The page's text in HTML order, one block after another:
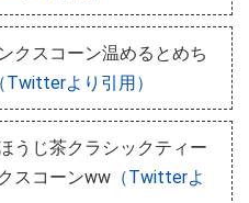
クスコーン温めるとめち
（Twitterより引用）
うじ茶クラシックティー
スコーンww （Twitterよ